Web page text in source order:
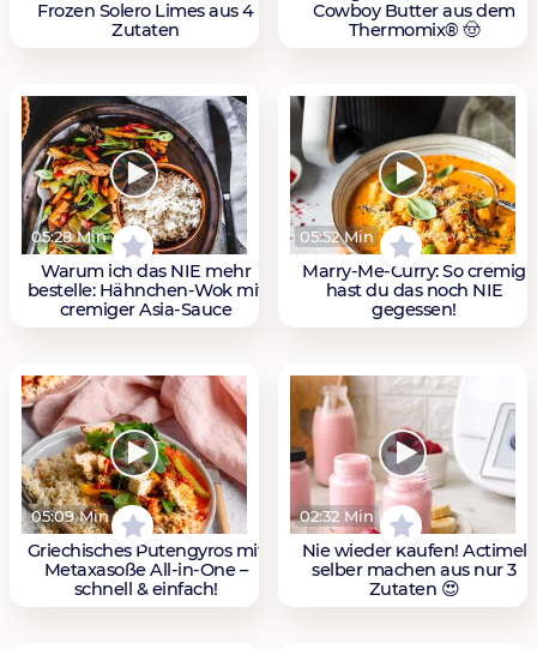
Frozen Solero Limes aus 4
Zutaten
Cowboy Butter aus dem
Thermomix® 🤠
05:28 Min
Warum ich das NIE mehr
bestelle: Hähnchen-Wok mit
cremiger Asia-Sauce
05:52 Min
Marry-Me-Curry: So cremig
hast du das noch NIE
gegessen!
05:09 Min
Griechisches Putengyros mit
Metaxasoße All-in-One –
schnell & einfach!
02:32 Min
Nie wieder kaufen! Actimel
selber machen aus nur 3
Zutaten 😍